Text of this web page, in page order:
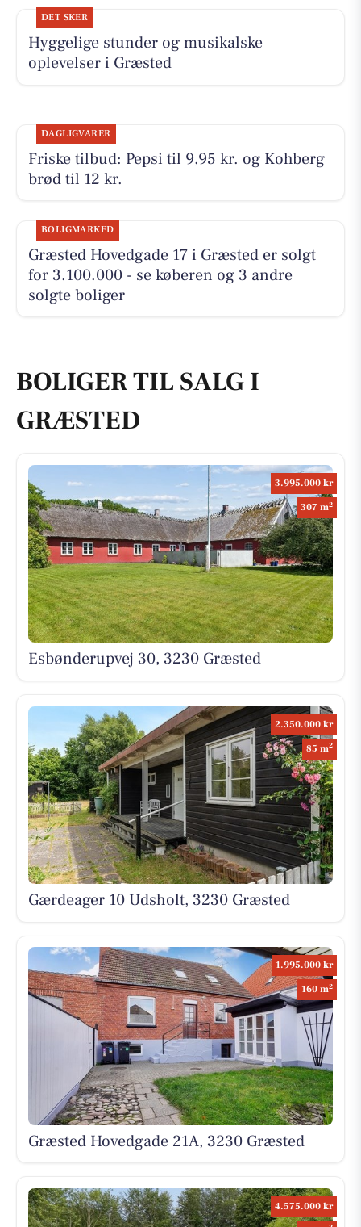
DET SKER
Hyggelige stunder og musikalske
oplevelser i Græsted
DAGLIGVARER
Friske tilbud: Pepsi til 9,95 kr. og Kohberg
brød til 12 kr.
BOLIGMARKED
Græsted Hovedgade 17 i Græsted er solgt
for 3.100.000 - se køberen og 3 andre
solgte boliger
BOLIGER TIL SALG I
GRÆSTED
3.995.000 kr
307 m2
Esbønderupvej 30, 3230 Græsted
2.350.000 kr
85 m2
Gærdeager 10 Udsholt, 3230 Græsted
1.995.000 kr
160 m2
Græsted Hovedgade 21A, 3230 Græsted
4.575.000 kr